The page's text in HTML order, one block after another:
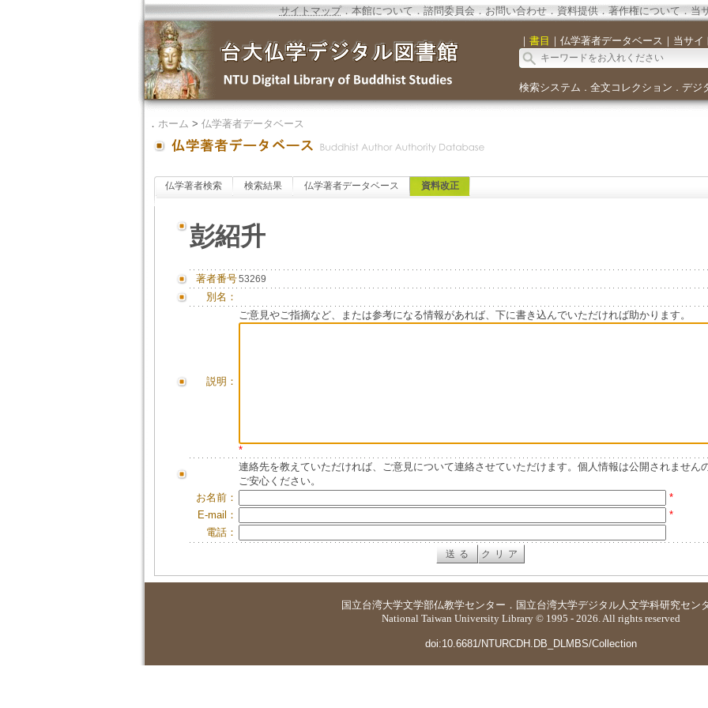
サイトマップ．本館について．諮問委員会． お問い合わせ． 資料提供．著作権について．当
｜ 書目 ｜ 仏学著者データベース ｜ 当サイ
検索システム ． 全文コレクション ． デジ
． ホーム > 仏学著者データベース
仏学著者検索 検索結果 仏学著者データベース 資料改正
彭紹升
著者番号53269
別名：
説明：
ご意見やご指摘など、または参考になる情報があれば、下に書き込んでいただければ助かります。
*
連絡先を教えていただければ、ご意見について連絡させていただけます。個人情報は公開されません
ご安心ください。
お名前：
*
E-mail：
*
電話：
国立台湾大学文学部仏教学センター ． 国立台湾大学デジタル人文学科研究セン
National Taiwan University Library © 1995 - 2026. All rights reserved
doi:10.6681/NTURCDH.DB_DLMBS/Collection